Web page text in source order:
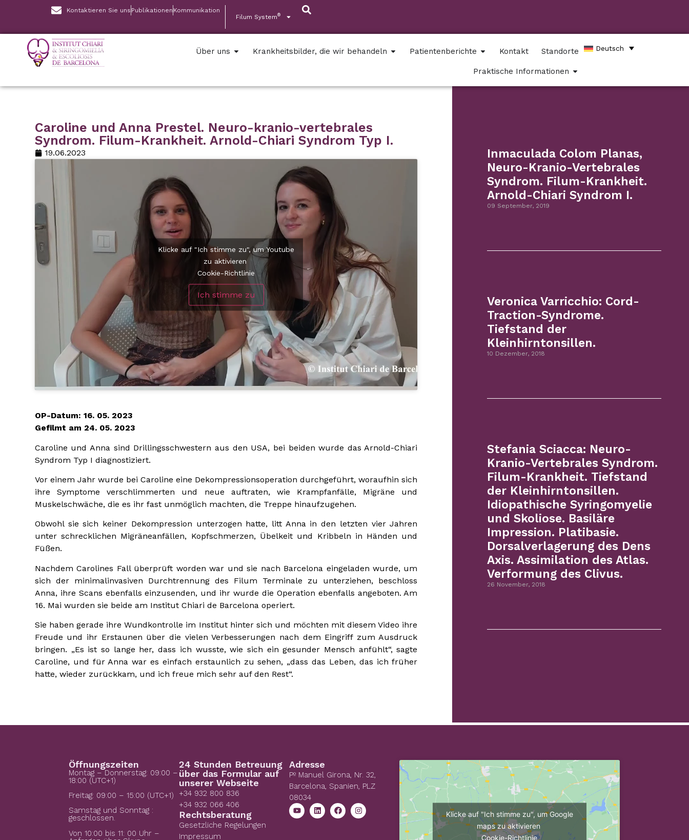
Kontaktieren Sie uns Publikationen Kommunikation
Filum System®
Über uns Krankheitsbilder, die wir behandeln Patientenberichte Kontakt Standorte
Praktische Informationen
Deutsch
Caroline und Anna Prestel. Neuro-kranio-vertebrales
Syndrom. Filum-Krankheit. Arnold-Chiari Syndrom Typ I.
19.06.2023
Klicke auf "Ich stimme zu", um Youtube
zu aktivieren
Cookie-Richtlinie
Ich stimme zu
OP-Datum: 16. 05. 2023
Gefilmt am 24. 05. 2023
Caroline und Anna sind Drillingsschwestern aus den USA, bei beiden wurde das Arnold-Chiari
Syndrom Typ I diagnostiziert.
Vor einem Jahr wurde bei Caroline eine Dekompressionsoperation durchgeführt, woraufhin sich
ihre Symptome verschlimmerten und neue auftraten, wie Krampfanfälle, Migräne und
Muskelschwäche, die es ihr fast unmöglich machten, die Treppe hinaufzugehen.
Obwohl sie sich keiner Dekompression unterzogen hatte, litt Anna in den letzten vier Jahren
unter schrecklichen Migräneanfällen, Kopfschmerzen, Übelkeit und Kribbeln in Händen und
Füßen.
Nachdem Carolines Fall überprüft worden war und sie nach Barcelona eingeladen wurde, um
sich der minimalinvasiven Durchtrennung des Filum Terminale zu unterziehen, beschloss
Anna, ihre Scans ebenfalls einzusenden, und ihr wurde die Operation ebenfalls angeboten. Am
16. Mai wurden sie beide am Institut Chiari de Barcelona operiert.
Sie haben gerade ihre Wundkontrolle im Institut hinter sich und möchten mit diesem Video ihre
Freude und ihr Erstaunen über die vielen Verbesserungen nach dem Eingriff zum Ausdruck
bringen. „Es ist so lange her, dass ich wusste, wie sich ein gesunder Mensch anfühlt“, sagte
Caroline, und für Anna war es einfach erstaunlich zu sehen, „dass das Leben, das ich früher
hatte, wieder zurückkam, und ich freue mich sehr auf den Rest“.
Inmaculada Colom Planas,
Neuro-Kranio-Vertebrales
Syndrom. Filum-Krankheit.
Arnold-Chiari Syndrom I.
09 September, 2019
Veronica Varricchio: Cord-
Traction-Syndrome.
Tiefstand der
Kleinhirntonsillen.
10 Dezember, 2018
Stefania Sciacca: Neuro-
Kranio-Vertebrales Syndrom.
Filum-Krankheit. Tiefstand
der Kleinhirntonsillen.
Idiopathische Syringomyelie
und Skoliose. Basiläre
Impression. Platibasie.
Dorsalverlagerung des Dens
Axis. Assimilation des Atlas.
Verformung des Clivus.
26 November, 2018
Öffnungszeiten
Montag – Donnerstag: 09:00 –
18:00 (UTC+1)
Freitag: 09:00 – 15:00 (UTC+1)
Samstag und Sonntag :
geschlossen.
Von 10:00 bis 11: 00 Uhr –
24 Stunden Betreuung
über das Formular auf
unserer Webseite
+34 932 800 836
+34 932 066 406
Rechtsberatung
Gesetzliche Regelungen
Impressum
Adresse
Pº Manuel Girona, Nr. 32,
Barcelona, Spanien, PLZ
08034
Klicke auf "Ich stimme zu", um Google
maps zu aktivieren
Cookie-Richtlinie